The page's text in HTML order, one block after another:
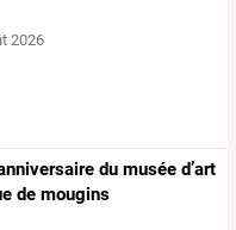
2026
du musée d’art
de mougins